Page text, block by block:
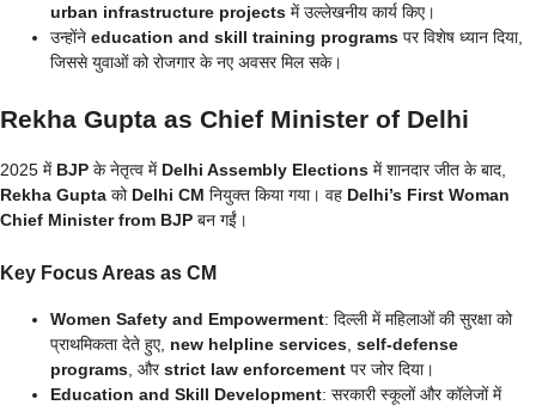
urban infrastructure projects में उल्लेखनीय कार्य किए।
उन्होंने education and skill training programs पर विशेष ध्यान दिया,
जिससे युवाओं को रोजगार के नए अवसर मिल सके।
Rekha Gupta as Chief Minister of Delhi
2025 में BJP के नेतृत्व में Delhi Assembly Elections में शानदार जीत के बाद,
Rekha Gupta को Delhi CM नियुक्त किया गया। वह Delhi’s First Woman
Chief Minister from BJP बन गईं।
Key Focus Areas as CM
Women Safety and Empowerment: दिल्ली में महिलाओं की सुरक्षा को
प्राथमिकता देते हुए, new helpline services self-defense
programs , औरstrict law enforcement पर जोर दिया।
Education and Skill Development: सरकारी स्कूलों और कॉलेजों में